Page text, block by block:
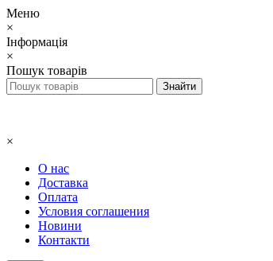
Меню
×
Інформація
×
Пошук товарів
×
О нас
Доставка
Оплата
Условия соглашения
Новини
Контакти